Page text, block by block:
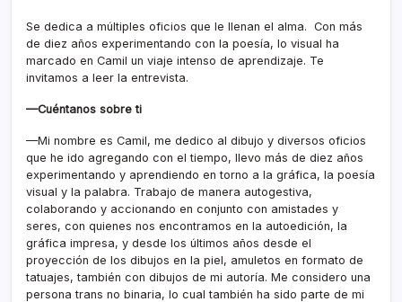
Se dedica a múltiples oficios que le llenan el alma. Con más
de diez años experimentando con la poesía, lo visual ha
marcado en Camil un viaje intenso de aprendizaje. Te
invitamos a leer la entrevista.
—Cuéntanos sobre ti
—Mi nombre es Camil, me dedico al dibujo y diversos oficios
que he ido agregando con el tiempo, llevo más de diez años
experimentando y aprendiendo en torno a la gráfica, la poesía
visual y la palabra. Trabajo de manera autogestiva,
colaborando y accionando en conjunto con amistades y
seres, con quienes nos encontramos en la autoedición, la
gráfica impresa, y desde los últimos años desde el
proyección de los dibujos en la piel, amuletos en formato de
tatuajes, también con dibujos de mi autoría. Me considero una
persona trans no binaria, lo cual también ha sido parte de mi